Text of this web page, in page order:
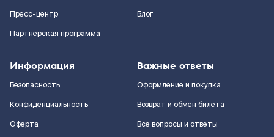
Пресс-центр
Партнерская программа
Блог
Информация
Безопасность
Конфиденциальность
Оферта
Важные ответы
Оформление и покупка
Возврат и обмен билета
Все вопросы и ответы